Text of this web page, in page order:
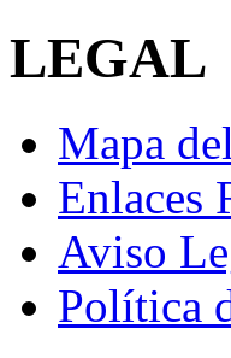
LEGAL
Mapa
Enlaces
Aviso
Política